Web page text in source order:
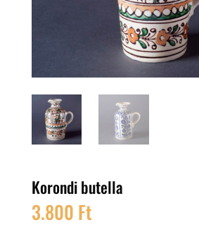
Korondi butella
3.800 Ft